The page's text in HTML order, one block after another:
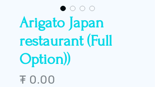
Arigato Japan
restaurant (Full
Option))
₮ 0.00